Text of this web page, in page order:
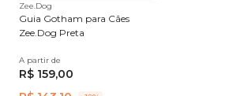
Zee.Dog
Guia Gotham para Cães
Zee.Dog Preta
PP P
A partir de
R$ 159,00